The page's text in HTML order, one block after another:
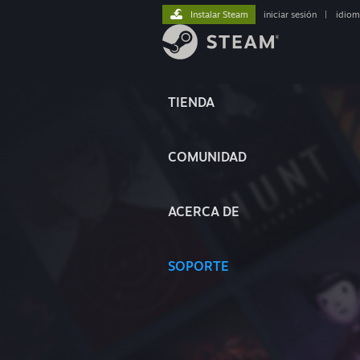
TIENDA
COMUNIDAD
ACERCA DE
SOPORTE
Instalar Steam iniciar sesión